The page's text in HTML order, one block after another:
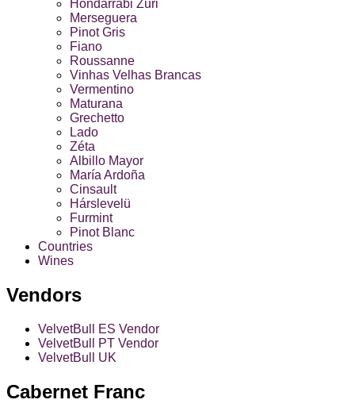
Hondarrabi Zuri
Merseguera
Pinot Gris
Fiano
Roussanne
Vinhas Velhas Brancas
Vermentino
Maturana
Grechetto
Lado
Zéta
Albillo Mayor
María Ardoña
Cinsault
Hárslevelü
Furmint
Pinot Blanc
Countries
Wines
Vendors
VelvetBull ES Vendor
VelvetBull PT Vendor
VelvetBull UK
Cabernet Franc